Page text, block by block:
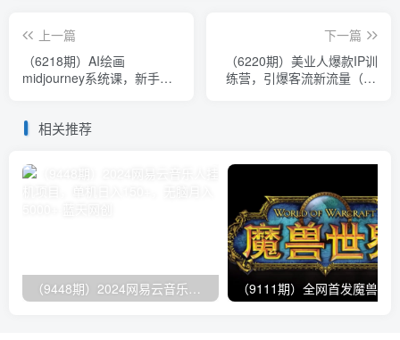
上一篇
（6218期）AI绘画
midjourney系统课，新手从
下一篇
（6220期）美业人爆款IP训
练营，引爆客流新流量（17
相关推荐